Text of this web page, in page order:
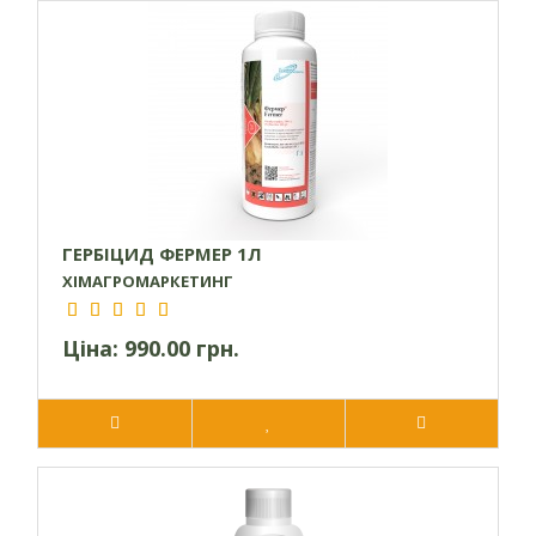
Препарат можна вносити протягом тривалого
періоду, коли у культури формується від одного до
Гербіцид швидко розкладається в ґрунті (приблизно
за десять днів) та не обмежує вибір культур у
бур’янистих рослин та швидко розповсюджується в усі
частини, включаючи й корені. Під впливом гербіциду
блокується синтез важливих ферментів та амінокислот,
порушуються процеси ділення клітин. В результаті, бур’яни
Рекомендації щодо застосування
Обробку гербіцидом рекомендується проводити за
температурних умов від +15°С до +25°С на стадії
формування у однорічних бур’янів одного-трьох листків
ГЕРБІЦИД ФЕРМЕР 1Л
ХІМАГРОМАРКЕТИНГ
Ціна: 990.00 грн.